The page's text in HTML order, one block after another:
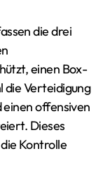
die drei
einen Box-
Verteidigung
offensiven
Dieses
Kontrolle